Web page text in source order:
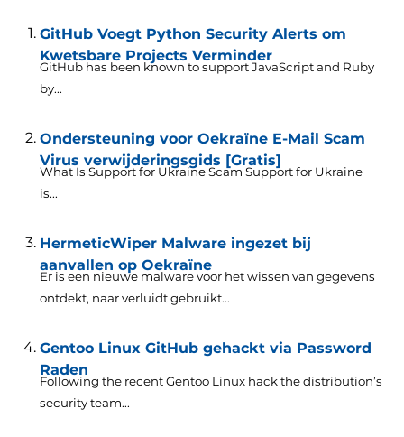
GitHub Voegt Python Security Alerts om
Kwetsbare Projects Verminder
GitHub has been known to support JavaScript and Ruby
by...
Ondersteuning voor Oekraïne E-Mail Scam
Virus verwijderingsgids [Gratis]
What Is Support for Ukraine Scam Support for Ukraine
is...
HermeticWiper Malware ingezet bij
aanvallen op Oekraïne
Er is een nieuwe malware voor het wissen van gegevens
ontdekt, naar verluidt gebruikt...
Gentoo Linux GitHub gehackt via Password
Raden
Following the recent Gentoo Linux hack the distribution’s
security team...